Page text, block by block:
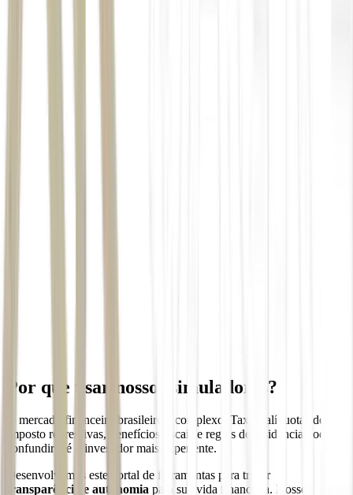
Por que usar nossos simuladores?
O mercado financeiro brasileiro é complexo. Taxas, alíquotas de
imposto regressivas, benefícios fiscais e regras de residência podem
confundir até o investidor mais experiente.
Desenvolvemos este portal de ferramentas para trazer
transparência e autonomia para sua vida financeira. Nossos